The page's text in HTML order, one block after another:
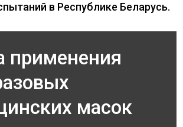
в Республике Беларусь.
применения
масок